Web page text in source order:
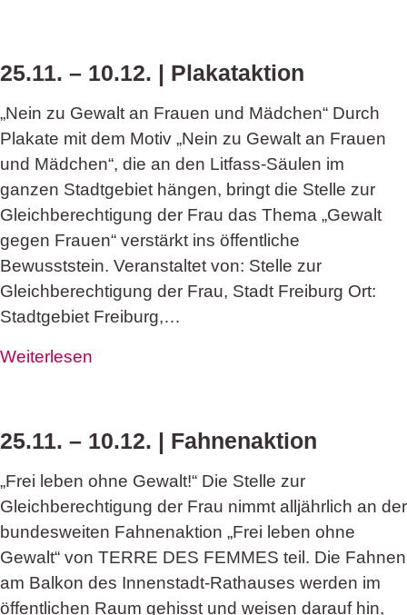
25.11. – 10.12. | Plakataktion
„Nein zu Gewalt an Frauen und Mädchen“ Durch
Plakate mit dem Motiv „Nein zu Gewalt an Frauen
und Mädchen“, die an den Litfass-Säulen im
ganzen Stadtgebiet hängen, bringt die Stelle zur
Gleichberechtigung der Frau das Thema „Gewalt
gegen Frauen“ verstärkt ins öffentliche
Bewusststein. Veranstaltet von: Stelle zur
Gleichberechtigung der Frau, Stadt Freiburg Ort:
Stadtgebiet Freiburg,…
Weiterlesen
25.11. – 10.12. | Fahnenaktion
„Frei leben ohne Gewalt!“ Die Stelle zur
Gleichberechtigung der Frau nimmt alljährlich an der
bundesweiten Fahnenaktion „Frei leben ohne
Gewalt“ von TERRE DES FEMMES teil. Die Fahnen
am Balkon des Innenstadt-Rathauses werden im
öffentlichen Raum gehisst und weisen darauf hin,